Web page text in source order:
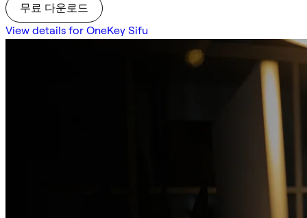
무료 다운로드
View details for OneKey Sifu